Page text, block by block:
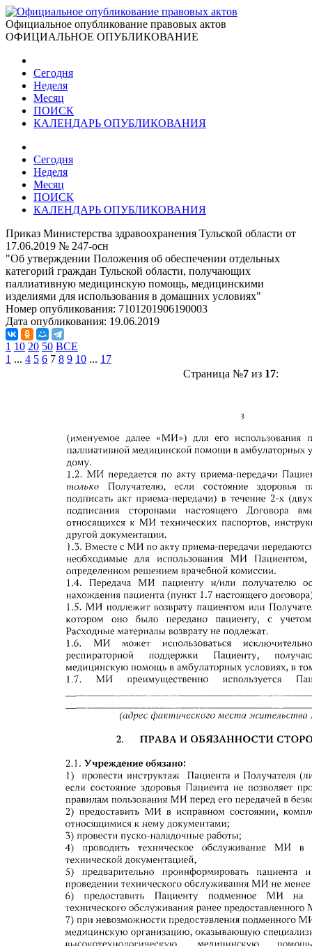
Официальное опубликование правовых актов
ОФИЦИАЛЬНОЕ ОПУБЛИКОВАНИЕ
Сегодня
Неделя
Месяц
ПОИСК
КАЛЕНДАРЬ ОПУБЛИКОВАНИЯ
Сегодня
Неделя
Месяц
ПОИСК
КАЛЕНДАРЬ ОПУБЛИКОВАНИЯ
Приказ Министерства здравоохранения Тульской области от
17.06.2019 № 247-осн
"Об утверждении Положения об обеспечении отдельных
категорий граждан Тульской области, получающих
паллиативную медицинскую помощь, медицинскими
изделиями для использования в домашних условиях"
Номер опубликования: 7101201906190003
Дата опубликования: 19.06.2019
1 10 20 50 ВСЕ
1 ... 4 5 6 7 8 9 10 ... 17
Страница №7из 17: